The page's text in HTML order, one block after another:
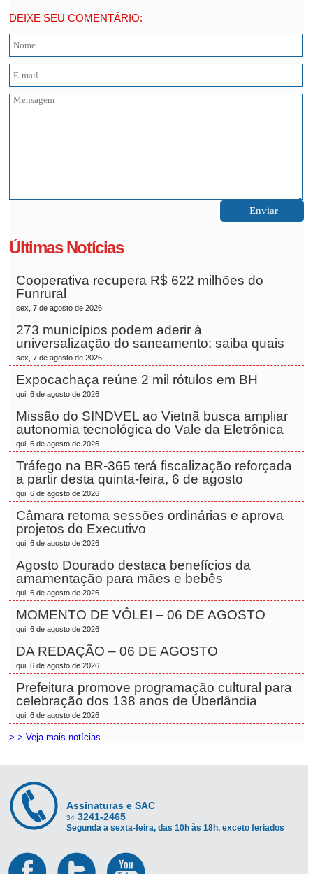
DEIXE SEU COMENTÁRIO:
Últimas Notícias
Cooperativa recupera R$ 622 milhões do
Funrural
sex, 7 de agosto de 2026
273 municípios podem aderir à
universalização do saneamento; saiba quais
sex, 7 de agosto de 2026
Expocachaça reúne 2 mil rótulos em BH
qui, 6 de agosto de 2026
Missão do SINDVEL ao Vietnã busca ampliar
autonomia tecnológica do Vale da Eletrônica
qui, 6 de agosto de 2026
Tráfego na BR-365 terá fiscalização reforçada
a partir desta quinta-feira, 6 de agosto
qui, 6 de agosto de 2026
Câmara retoma sessões ordinárias e aprova
projetos do Executivo
qui, 6 de agosto de 2026
Agosto Dourado destaca benefícios da
amamentação para mães e bebês
qui, 6 de agosto de 2026
MOMENTO DE VÔLEI – 06 DE AGOSTO
qui, 6 de agosto de 2026
DA REDAÇÃO – 06 DE AGOSTO
qui, 6 de agosto de 2026
Prefeitura promove programação cultural para
celebração dos 138 anos de Uberlândia
qui, 6 de agosto de 2026
> > Veja mais notícias...
Assinaturas e SAC
34 3241-2465
Segunda a sexta-feira, das 10h às 18h, exceto feriados